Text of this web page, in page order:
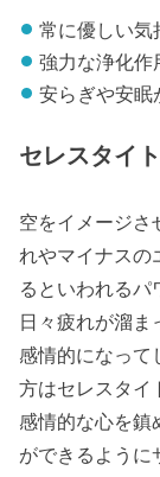
常に優しい気
強力な浄化作
安らぎや安眠
セレスタイ
空をイメージさ
れやマイナスの
るといわれるパ
日々疲れが溜ま
感情的になって
方はセレスタイ
感情的な心を鎮
ができるように